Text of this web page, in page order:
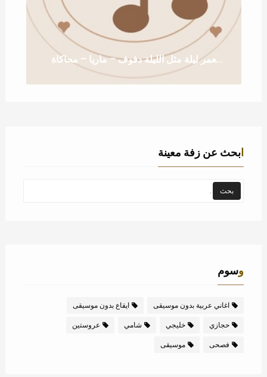
زفة مامر بالعمر ليلة مثل الليلة دفوف – ماريا – محاكاة
ابحث عن زفة معينة
وسوم
اغاني عربية بدون موسيقى ايقاع بدون موسيقى
حجازي خليجي شامي عروستين
فصحى موسيقى